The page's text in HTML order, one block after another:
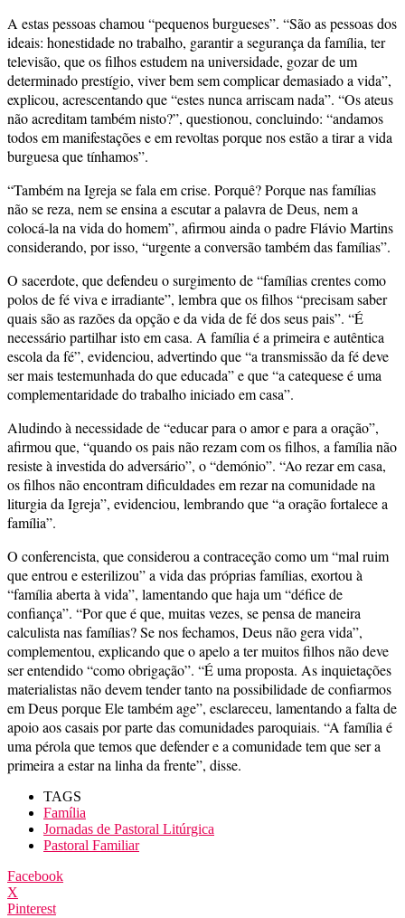
A estas pessoas chamou “pequenos burgueses”. “São as pessoas dos
ideais: honestidade no trabalho, garantir a segurança da família, ter
televisão, que os filhos estudem na universidade, gozar de um
determinado prestígio, viver bem sem complicar demasiado a vida”,
explicou, acrescentando que “estes nunca arriscam nada”. “Os ateus
não acreditam também nisto?”, questionou, concluindo: “andamos
todos em manifestações e em revoltas porque nos estão a tirar a vida
burguesa que tínhamos”.
“Também na Igreja se fala em crise. Porquê? Porque nas famílias
não se reza, nem se ensina a escutar a palavra de Deus, nem a
colocá-la na vida do homem”, afirmou ainda o padre Flávio Martins
considerando, por isso, “urgente a conversão também das famílias”.
O sacerdote, que defendeu o surgimento de “famílias crentes como
polos de fé viva e irradiante”, lembra que os filhos “precisam saber
quais são as razões da opção e da vida de fé dos seus pais”. “É
necessário partilhar isto em casa. A família é a primeira e autêntica
escola da fé”, evidenciou, advertindo que “a transmissão da fé deve
ser mais testemunhada do que educada” e que “a catequese é uma
complementaridade do trabalho iniciado em casa”.
Aludindo à necessidade de “educar para o amor e para a oração”,
afirmou que, “quando os pais não rezam com os filhos, a família não
resiste à investida do adversário”, o “demónio”. “Ao rezar em casa,
os filhos não encontram dificuldades em rezar na comunidade na
liturgia da Igreja”, evidenciou, lembrando que “a oração fortalece a
família”.
O conferencista, que considerou a contraceção como um “mal ruim
que entrou e esterilizou” a vida das próprias famílias, exortou à
“família aberta à vida”, lamentando que haja um “défice de
confiança”. “Por que é que, muitas vezes, se pensa de maneira
calculista nas famílias? Se nos fechamos, Deus não gera vida”,
complementou, explicando que o apelo a ter muitos filhos não deve
ser entendido “como obrigação”. “É uma proposta. As inquietações
materialistas não devem tender tanto na possibilidade de confiarmos
em Deus porque Ele também age”, esclareceu, lamentando a falta de
apoio aos casais por parte das comunidades paroquiais. “A família é
uma pérola que temos que defender e a comunidade tem que ser a
primeira a estar na linha da frente”, disse.
TAGS
Família
Jornadas de Pastoral Litúrgica
Pastoral Familiar
Facebook
X
Pinterest